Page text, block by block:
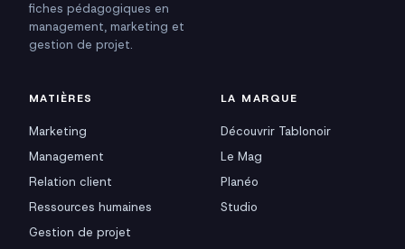
fiches pédagogiques en
management, marketing et
gestion de projet.
MATIÈRES
Marketing
Management
Relation client
Ressources humaines
Gestion de projet
LA MARQUE
Découvrir Tablonoir
Le Mag
Planéo
Studio